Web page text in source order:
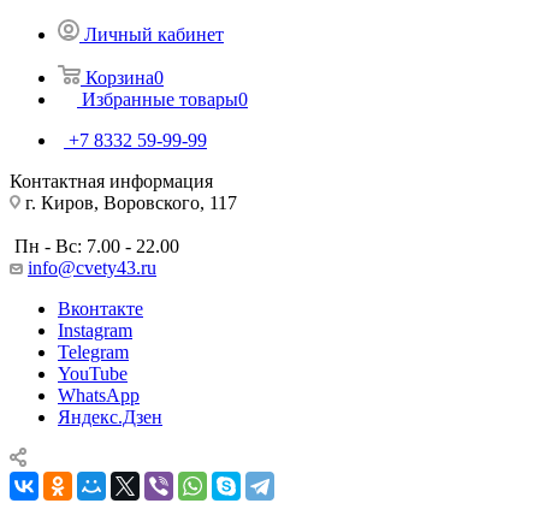
Личный кабинет
Корзина0
Избранные товары0
+7 8332 59-99-99
Контактная информация
г. Киров, Воровского, 117
Пн - Вс: 7.00 - 22.00
info@cvety43.ru
Вконтакте
Instagram
Telegram
YouTube
WhatsApp
Яндекс.Дзен